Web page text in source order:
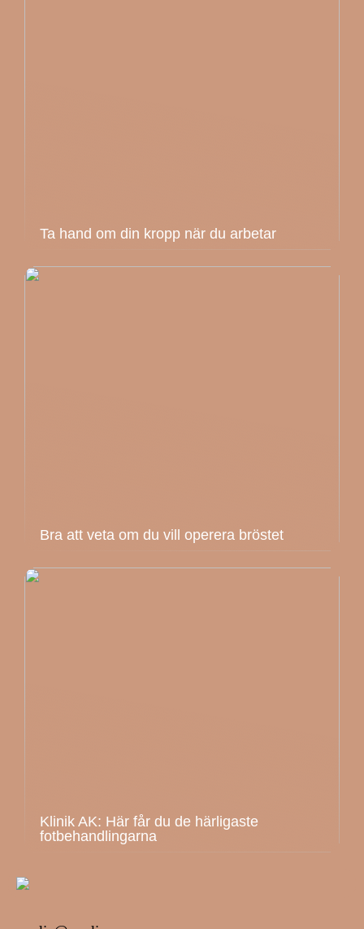
Ta hand om din kropp när du arbetar
Bra att veta om du vill operera bröstet
Klinik AK: Här får du de härligaste
fotbehandlingarna